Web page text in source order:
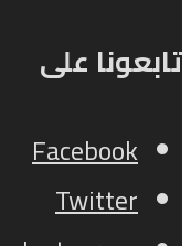
تابعونا على
Facebook
Twitter